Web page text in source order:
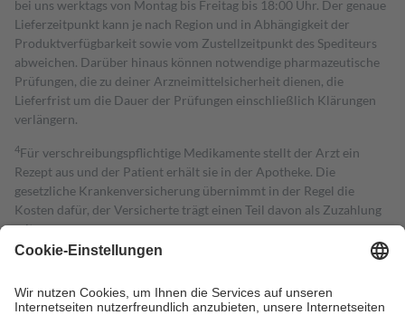
bei uns werktags von Montag bis Freitag bis 18:00 Uhr. Der genaue
Lieferzeitpunkt kann je nach Region und in Abhängigkeit der
Produktverfügbarkeit sowie vom Zustellzeitpunkt des Spediteurs
abweichen. Darüber hinaus können notwendige pharmazeutische
Prüfungen, die zu deiner Arzneimittelsicherheit dienen, die
Lieferfrist um die Dauer der Prüfungen einschließlich Klärungen
verlängern.
4Für verschreibungspflichtige Medikamente stellt der Arzt ein
Rezept aus und der Patient erhält sie in der Apotheke. Die
gesetzliche Krankenversicherung übernimmt in der Regel die
Kosten dafür, der Versicherte trägt einen Teil davon als Zuzahlung
mit.
Grundsätzlich leisten Mitglieder Zuzahlungen in Höhe von zehn
höchstens zehn Euro.
Es sind jedoch nie mehr als die tatsächlichen
Kosten der Leistung zu entrichten.